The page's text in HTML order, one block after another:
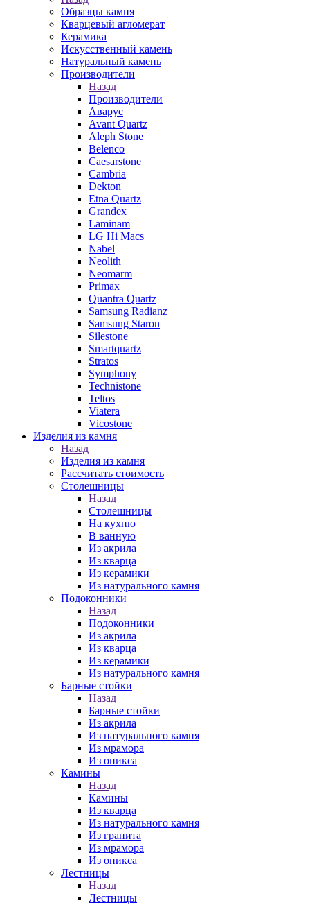
Образцы камня
Кварцевый агломерат
Керамика
Искусственный камень
Натуральный камень
Производители
Назад
Производители
Аварус
Avant Quartz
Aleph Stone
Belenco
Caesarstone
Cambria
Dekton
Etna Quartz
Grandex
Laminam
LG Hi Macs
Nabel
Neolith
Neomarm
Primax
Quantra Quartz
Samsung Radianz
Samsung Staron
Silestone
Smartquartz
Stratos
Symphony
Technistone
Teltos
Viatera
Vicostone
Изделия из камня
Назад
Изделия из камня
Рассчитать стоимость
Столешницы
Назад
Столешницы
На кухню
В ванную
Из акрила
Из кварца
Из керамики
Из натурального камня
Подоконники
Назад
Подоконники
Из акрила
Из кварца
Из керамики
Из натурального камня
Барные стойки
Назад
Барные стойки
Из акрила
Из натурального камня
Из мрамора
Из оникса
Камины
Назад
Камины
Из кварца
Из натурального камня
Из гранита
Из мрамора
Из оникса
Лестницы
Назад
Лестницы